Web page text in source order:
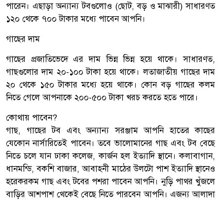
পারেন। এছাড়া অন্যান্য টবগুলোও (ছোট, বড় ও মাঝারী) সাধারণত
১২০ থেকে ৭০০ টাকার মধ্যে পাবেন আপনি।
গাছের দাম
গাছের প্রজাতিভেদে এর দাম ভিন্ন ভিন্ন হয়ে থাকে। সাধারণত,
গাছগুলোর দাম ২০-১০০ টাকা হয়ে থাকে। লতাজাতীয় গাছের দাম
২০ থেকে ১৫০ টাকার মধ্যে হয়ে থাকে। কোন বড় গাছের কলম
নিতে গেলে আপনাকে ২০০-৫০০ টাকা খরচ করতে হতে পারে।
কোথায় পাবেন?
গাছ, গাছের টব এবং অন্যান্য সরঞ্জাম আপনি হাতের কাছের
যেকোন নার্সারিতেই পাবেন। তবে ভালোমানের গাছ এবং টব বেছে
নিতে চলে যান ঢাকা কলেজ, কার্জন হল ইত্যাদি স্থানে। কলাবাগান,
ধানমন্ডি, বকশি বাজার, আবাহনী মাঠের উলটো পাশ ইত্যাদি স্থানেও
হরেকরকম গাছ এবং টবের পশরা পাবেন আপনি। নুড়ি পাথর খুঁজলে
বাড়ির আশপাশ থেকেই বেছে নিতে পারবেন আপনি। এজন্য আলাদা